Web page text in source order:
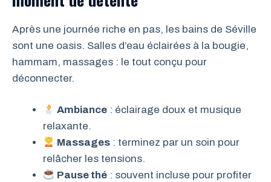
Après une journée riche en pas, les bains de Séville
sont une oasis. Salles d’eau éclairées à la bougie,
hammam, massages : le tout conçu pour
déconnecter.
Ambiance : éclairage doux et musique
relaxante.
Massages : terminez par un soin pour
relâcher les tensions.
Pause thé : souvent incluse pour profiter